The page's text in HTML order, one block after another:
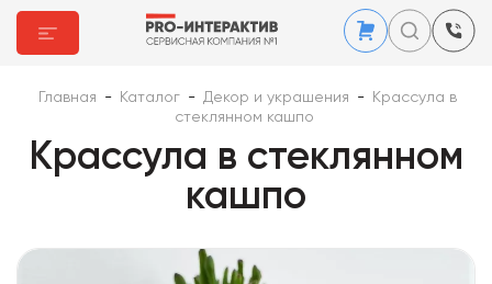
Главная - Каталог - Декор и украшения -
Крассула в
стеклянном кашпо
Крассула в стеклянном
кашпо